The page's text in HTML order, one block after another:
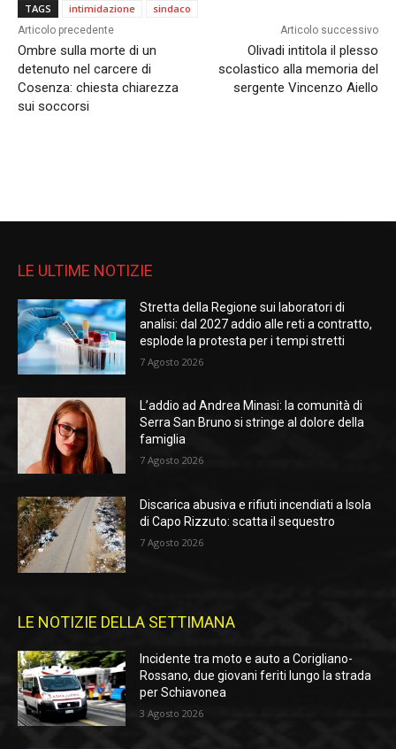
TAGS intimidazione sindaco
Articolo precedente
Ombre sulla morte di un
detenuto nel carcere di
Cosenza: chiesta chiarezza
sui soccorsi
Articolo successivo
Olivadi intitola il plesso
scolastico alla memoria del
sergente Vincenzo Aiello
LE ULTIME NOTIZIE
Stretta della Regione sui laboratori di
analisi: dal 2027 addio alle reti a contratto,
esplode la protesta per i tempi stretti
7 Agosto 2026
L’addio ad Andrea Minasi: la comunità di
Serra San Bruno si stringe al dolore della
famiglia
7 Agosto 2026
Discarica abusiva e rifiuti incendiati a Isola
di Capo Rizzuto: scatta il sequestro
7 Agosto 2026
LE NOTIZIE DELLA SETTIMANA
Incidente tra moto e auto a Corigliano-
Rossano, due giovani feriti lungo la strada
per Schiavonea
3 Agosto 2026